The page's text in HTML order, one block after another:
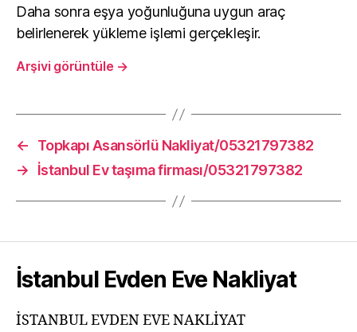
Daha sonra eşya yoğunluğuna uygun araç
belirlenerek yükleme işlemi gerçekleşir.
Arşivi görüntüle →
←
Topkapı Asansörlü Nakliyat/05321797382
→
İstanbul Ev taşıma firması/05321797382
İstanbul Evden Eve Nakliyat
İSTANBUL EVDEN EVE NAKLİYAT